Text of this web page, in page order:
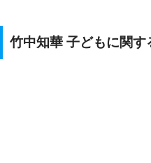
竹中知華 子どもに関